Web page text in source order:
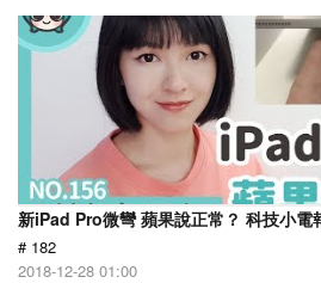
新iPad Pro微彎 蘋果說正常？ 科技小電
# 182
2018-12-28 01:00